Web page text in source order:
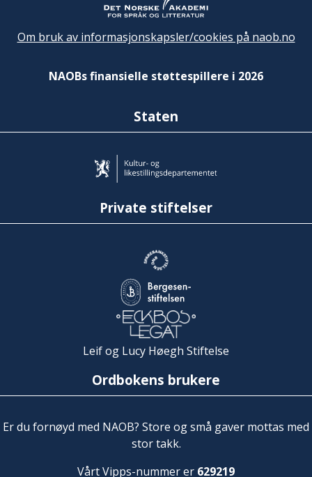
Om bruk av informasjonskapsler/cookies på naob.no
NAOBs finansielle støttespillere i 2026
Staten
Private stiftelser
Leif og Lucy Høegh Stiftelse
Ordbokens brukere
Er du fornøyd med NAOB? Store og små gaver mottas med
stor takk.
Vårt Vipps-nummer er 629219